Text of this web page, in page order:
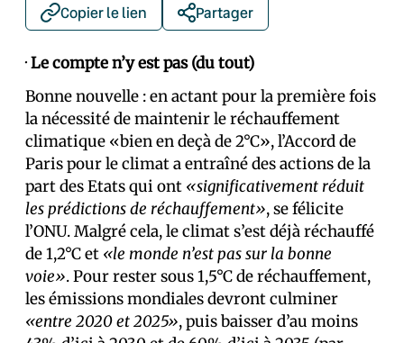
Copier le lien Partager
·Le compte n’y est pas (du tout)
Bonne nouvelle : en actant pour la première fois
la nécessité de maintenir le réchauffement
climatique «bien en deçà de 2°C», l’Accord de
Paris pour le climat a entraîné des actions de la
part des Etats qui ont «significativement réduit
les prédictions de réchauffement», se félicite
l’ONU. Malgré cela, le climat s’est déjà réchauffé
de 1,2°C et «le monde n’est pas sur la bonne
voie». Pour rester sous 1,5°C de réchauffement,
les émissions mondiales devront culminer
«entre 2020 et 2025», puis baisser d’au moins